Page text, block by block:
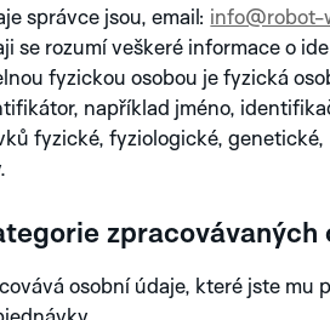
ARTISAN
NOVINKA
ROBOTIC ONE
NOVINKA NOVINKA
MINOR
správce jsou, email: info@robot-
se rozumí veškeré informace o
fyzickou osobou je fyzická
například jméno,
fyzické, fyziologické,
zpracovávaných
osobní údaje, které jste mu